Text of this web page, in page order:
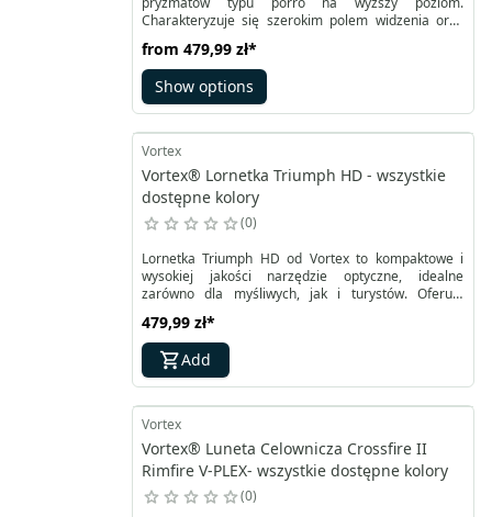
Charakteryzuje się szerokim polem widzenia oraz
wielowarstwowej optyce oferuje czysty, wyraźny
obraz z doskonałym odwzorowaniem kolorów, nawet
w trudnych warunkach pogodowych. Szeroki zakres
regulacji okularów umożliwia komfortowe
from 479,99 zł*
Show options
Vortex
Vortex® Lornetka Triumph HD - wszystkie
dostępne kolory
0
Lornetka Triumph HD od Vortex to kompaktowe i
wysokiej jakości narzędzie optyczne, idealne
zarówno dla myśliwych, jak i turystów. Oferuje
obiektywów, zapewniając wysoką jasność i
wydajność w różnych warunkach oświetleniowych.
Dzięki świetnemu stosunkowi jakości do ceny,
Triumph HD wyróżnia się na tle konkurencji.
479,99 zł*
Add
Vortex
Vortex® Luneta Celownicza Crossfire II
Rimfire V-PLEX- wszystkie dostępne kolory
0